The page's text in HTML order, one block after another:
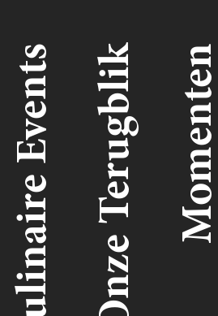
Culinaire EventsOnze Terugblik Momenten